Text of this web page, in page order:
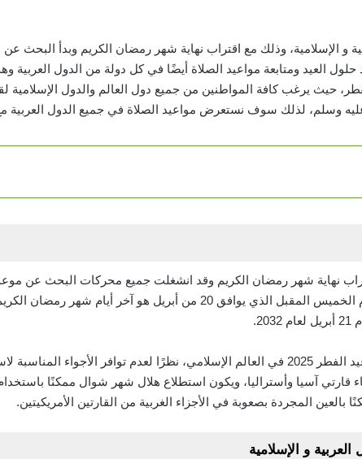
و الإسلامية، وذلك مع اقتراب نهاية شهر رمضان الكريم وبدأ البحث
العيد ومتابعة مواعيد الصلاة أيضًا في كل دولة من الدول العربية
حيث يرغب كافة المواطنين من جميع دول العالم والدول الإسلامية
عليه وسلم، لذلك سوف نستعرض مواعيد الصلاة في جميع الدول العربية
نهاية شهر رمضان الكريم وقد انشغلت جميع محركات البحث عن موعد
إعلانه من الحسابات الفلكية سوف يكون يوم الخميس المقبل الذي يوافق 20 من
ولفت إلى أنه من المتوقع أن يختلف موعد عيد الفطر 2025 في العالم الإسلامي، نظرًا لعدم
قارتي آسيا وأستراليا، ويكون استطلاع هلال شهر شوال ممكنًا
بالعين المجردة بصعوبة في الأجزاء الغربية من القارتين الأمريكيتين.